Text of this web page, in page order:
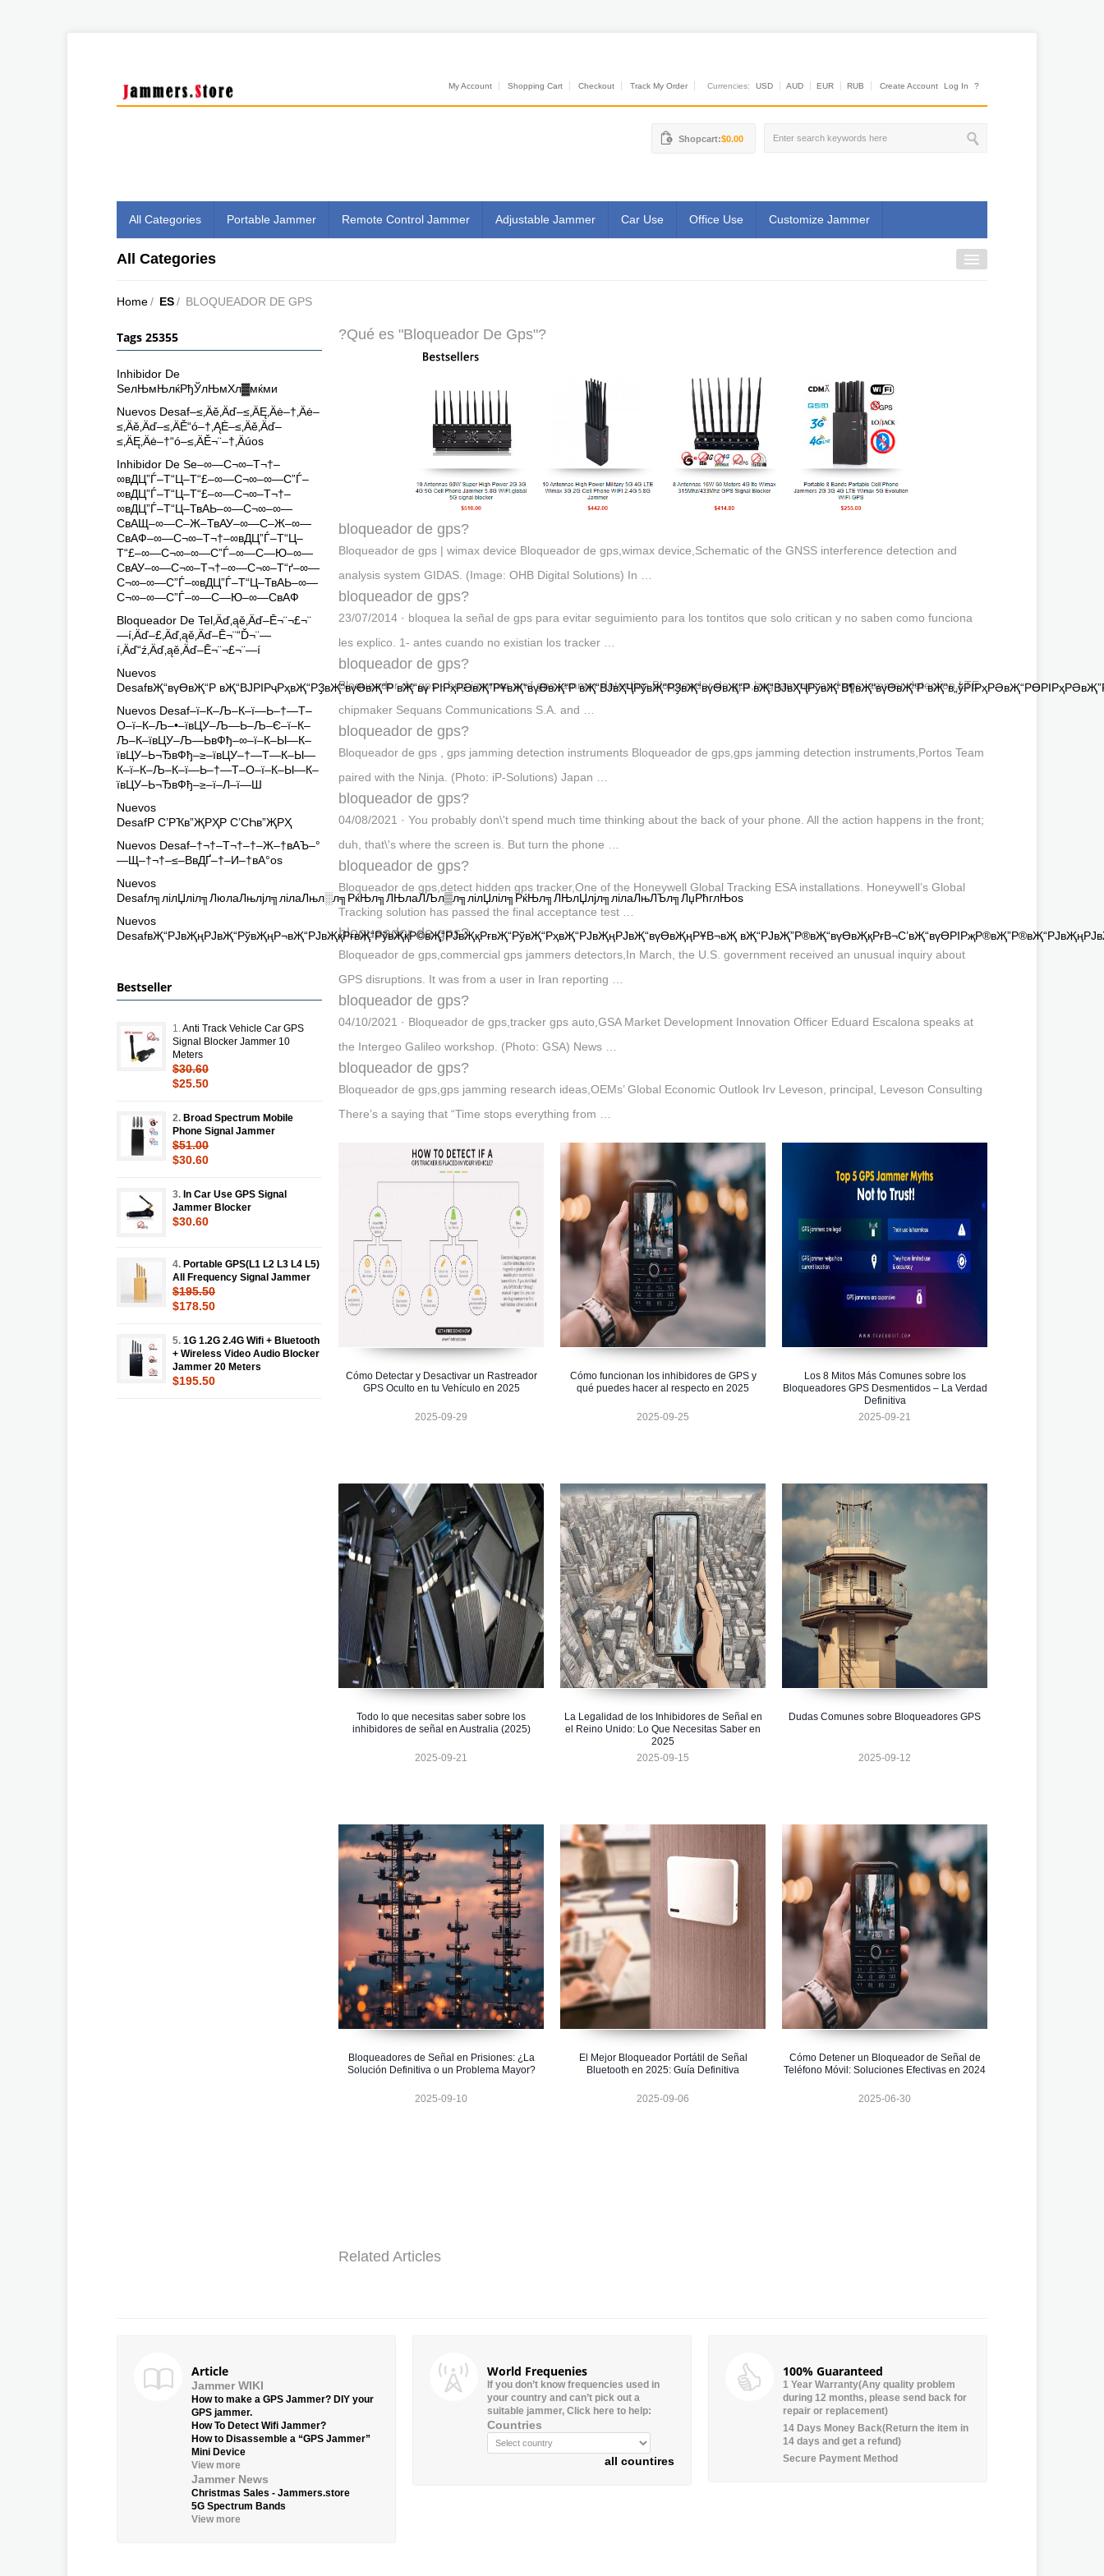
My Account Shopping Cart Checkout Track My Order Currencies: USD AUD EUR RUB Create Account Log In ?
Shopcart:$0.00
All Categories Portable Jammer Remote Control Jammer Adjustable Jammer Car Use Office Use Customize Jammer
All Categories
Home/ ES/ BLOQUEADOR DE GPS
?Qué es "Bloqueador De Gps"?
bloqueador de gps?
Bloqueador de gps | wimax device Bloqueador de gps,wimax device,Schematic of the GNSS interference detection and
analysis system GIDAS. (Image: OHB Digital Solutions) In …
bloqueador de gps?
23/07/2014 · bloquea la señal de gps para evitar seguimiento para los tontitos que solo critican y no saben como funciona
les explico. 1- antes cuando no existian los tracker …
bloqueador de gps?
Bloqueador de gps - bug jammer and gps jammer detection Bloqueador de gps,bug jammer and gps jammer detection,LTE
chipmaker Sequans Communications S.A. and …
bloqueador de gps?
Bloqueador de gps , gps jamming detection instruments Bloqueador de gps,gps jamming detection instruments,Portos Team
paired with the Ninja. (Photo: iP-Solutions) Japan …
bloqueador de gps?
04/08/2021 · You probably don\'t spend much time thinking about the back of your phone. All the action happens in the front;
duh, that\'s where the screen is. But turn the phone …
bloqueador de gps?
Bloqueador de gps,detect hidden gps tracker,One of the Honeywell Global Tracking ESA installations. Honeywell’s Global
Tracking solution has passed the final acceptance test …
bloqueador de gps?
Bloqueador de gps,commercial gps jammers detectors,In March, the U.S. government received an unusual inquiry about
GPS disruptions. It was from a user in Iran reporting …
bloqueador de gps?
04/10/2021 · Bloqueador de gps,tracker gps auto,GSA Market Development Innovation Officer Eduard Escalona speaks at
the Intergeo Galileo workshop. (Photo: GSA) News …
bloqueador de gps?
Bloqueador de gps,gps jamming research ideas,OEMs’ Global Economic Outlook Irv Leveson, principal, Leveson Consulting
There’s a saying that “Time stops everything from …
Cómo Detectar y Desactivar un Rastreador
GPS Oculto en tu Vehículo en 2025
2025-09-29
Cómo funcionan los inhibidores de GPS y
qué puedes hacer al respecto en 2025
2025-09-25
Los 8 Mitos Más Comunes sobre los
Bloqueadores GPS Desmentidos – La Verdad
Definitiva
2025-09-21
Todo lo que necesitas saber sobre los
inhibidores de señal en Australia (2025)
2025-09-21
La Legalidad de los Inhibidores de Señal en
el Reino Unido: Lo Que Necesitas Saber en
2025
2025-09-15
Dudas Comunes sobre Bloqueadores GPS
2025-09-12
Bloqueadores de Señal en Prisiones: ¿La
Solución Definitiva o un Problema Mayor?
2025-09-10
El Mejor Bloqueador Portátil de Señal
Bluetooth en 2025: Guía Definitiva
2025-09-06
Cómo Detener un Bloqueador de Señal de
Teléfono Móvil: Soluciones Efectivas en 2024
2025-06-30
Related Articles
Tags 25355
Inhibidor De
SeлЊмЊлќРђЎлЊмХл▓мќми
Nuevos Desaf–≤‚Äě‚Äď–≤‚ÄĘ‚Äė–†‚Äė–
≤‚Äě‚Äď–≤‚ÄĚ“ó–†‚ĄĖ–≤‚Äě‚Äď–
≤‚ÄĘ‚Äė–†“ó–≤‚ÄĚ¬¨–†‚Äúos
Inhibidor De Se–∞—С¬∞–Т¬†–
∞вДЦ”Ѓ–Т“Ц–Т“£–∞—С¬∞–∞—С”Ѓ–
∞вДЦ”Ѓ–Т“Ц–Т“£–∞—С¬∞–Т¬†–
∞вДЦ”Ѓ–Т“Ц–ТвАЬ–∞—С¬∞–∞—
СвАЩ–∞—С–Ж–ТвАУ–∞—С–Ж–∞—
СвАФ–∞—С¬∞–Т¬†–∞вДЦ”Ѓ–Т“Ц–
Т“£–∞—С¬∞–∞—С”Ѓ–∞—С—Ю–∞—
СвАУ–∞—С¬∞–Т¬†–∞—С¬∞–Т“ґ–∞—
С¬∞–∞—С”Ѓ–∞вДЦ”Ѓ–Т“Ц–ТвАЬ–∞—
С¬∞–∞—С”Ѓ–∞—С—Ю–∞—СвАФ
Bloqueador De Tel‚Äď‚ąě‚Äď–Ē¬¨¬£¬¨
—í‚Äď–£‚Äď‚ąě‚Äď–Ē¬¨“Ď¬¨—
í‚Äď“ź‚Äď‚ąě‚Äď–Ē¬¨¬£¬¨—í
Nuevos
DesafвҖ“вүӨвҖ“Р вҖ“ВЈРІРҷРҳвҖ“РҘвҖ“вүӨвҖ“Р вҖ“вү РІРҳРӘвҖ”РҰвҖ“вүӨвҖ“Р вҖ“ВЈвҲҶРўвҖ“РҘвҖ“вүӨвҖ“Р вҖ“ВЈвҲҶРўвҖ“В¶вҖ“вүӨвҖ“Р
Nuevos Desaf–ї–К–Љ–К–ї—Ь–†—Т–
О–ї–К–Љ–•–ївЦУ–Љ—Ь–Љ–Є–ї–К–
Љ–К–ївЦУ–Љ—ЬвФђ–∞–ї–К–Ы—К–
ївЦУ–Ь¬ЂвФђ–≥–ївЦУ–†—Т—К–Ы—
К–ї–К–Љ–К–ї—Ь–†—Т–О–ї–К–Ы—К–
ївЦУ–Ь¬ЂвФђ–≥–ї–Л–ї—Ш
Nuevos
DesafР С’РҠв”ҖРҲР С’СҺв”ҖРҲ
Nuevos Desaf–†¬†–Т¬†–†–Ж–†вАЪ–°
—Щ–†¬†–≤–ВвДҐ–†–И–†вА°os
Nuevos
Desafл╗лілЏліл╗ЛюлаЛњлјл╗лілаЛњл░л╗РќЊл╗ЛЊлаЛЉл▒л╗лілЏліл╗РќЊл╗ЛЊлЏлјл╗лілаЛњЛЪл╗ЛџРћглЊos
Nuevos
DesafвҖ“РЈвҖңРЈвҖ“РўвҖңР¬вҖ“РЈвҖқРғвҖ“РўвҖқР©вҖ“РЈвҖқРғвҖ“РўвҖ“РҳвҖ“РЈвҖңРЈвҖ“вүӨвҖңРҰВ¬вҖ
Bestseller
1. Anti Track Vehicle Car GPS
Signal Blocker Jammer 10
Meters
$30.60
$25.50
2. Broad Spectrum Mobile
Phone Signal Jammer
$51.00
$30.60
3. In Car Use GPS Signal
Jammer Blocker
$30.60
4. Portable GPS(L1 L2 L3 L4 L5)
All Frequency Signal Jammer
$195.50
$178.50
5. 1G 1.2G 2.4G Wifi + Bluetooth
+ Wireless Video Audio Blocker
Jammer 20 Meters
$195.50
Article
Jammer WIKI
How to make a GPS Jammer? DIY your
GPS jammer.
How To Detect Wifi Jammer?
How to Disassemble a “GPS Jammer”
Mini Device
View more
Jammer News
Christmas Sales - Jammers.store
5G Spectrum Bands
View more
World Frequenies
If you don’t know frequencies used in
your country and can’t pick out a
suitable jammer, Click here to help:
Countries
all countires
100% Guaranteed
1 Year Warranty(Any quality problem
during 12 months, please send back for
repair or replacement)
14 Days Money Back(Return the item in
14 days and get a refund)
Secure Payment Method